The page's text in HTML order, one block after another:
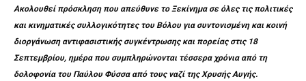
Ακολουθεί πρόσκληση που απεύθυνε το Ξεκίνημα σε όλες τις πολιτικές
και κινηματικές συλλογικότητες του Βόλου για συντονισμένη και κοινή
διοργάνωση αντιφασιστικής συγκέντρωσης και πορείας στις 18
Σεπτεμβρίου, ημέρα που συμπληρώνονται τέσσερα χρόνια από τη
δολοφονία του Παύλου Φύσσα από τους ναζί της Χρυσής Αυγής.